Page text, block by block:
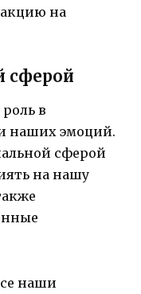
на
сферой
в
наших эмоций.
сферой
на нашу
наши